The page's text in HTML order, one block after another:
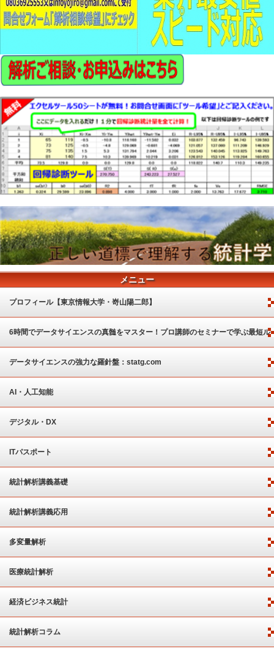
メニュー
プロフィール【東京情報大学・嵜山陽二郎】
6時間でデータサイエンスの真髄をマスター！プロ講師のセミナーで学ぶ最短ル
ート
データサイエンスの強力な羅針盤：statg.com
AI・人工知能
デジタル・DX
ITパスポート
統計解析講義基礎
統計解析講義応用
多変量解析
医療統計解析
経済ビジネス統計
統計解析コラム